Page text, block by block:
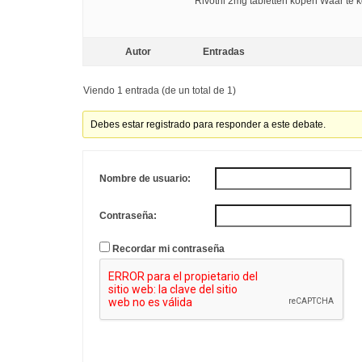
Autor Entradas
Viendo 1 entrada (de un total de 1)
Debes estar registrado para responder a este debate.
Nombre de usuario:
Contraseña:
Recordar mi contraseña